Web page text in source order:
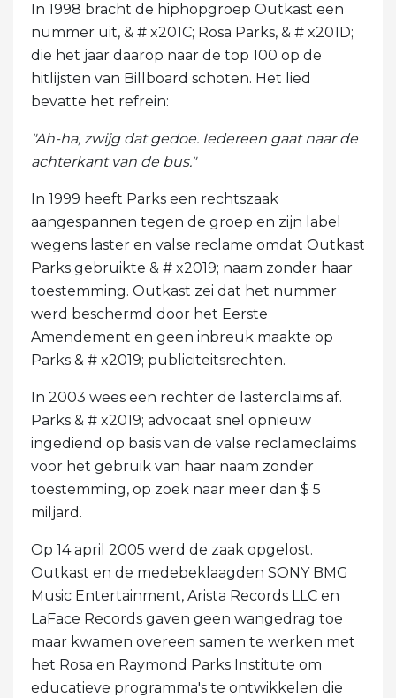
In 1998 bracht de hiphopgroep Outkast een
nummer uit, & # x201C; Rosa Parks, & # x201D;
die het jaar daarop naar de top 100 op de
hitlijsten van Billboard schoten. Het lied
bevatte het refrein:
"Ah-ha, zwijg dat gedoe. Iedereen gaat naar de
achterkant van de bus."
In 1999 heeft Parks een rechtszaak
aangespannen tegen de groep en zijn label
wegens laster en valse reclame omdat Outkast
Parks gebruikte & # x2019; naam zonder haar
toestemming. Outkast zei dat het nummer
werd beschermd door het Eerste
Amendement en geen inbreuk maakte op
Parks & # x2019; publiciteitsrechten.
In 2003 wees een rechter de lasterclaims af.
Parks & # x2019; advocaat snel opnieuw
ingediend op basis van de valse reclameclaims
voor het gebruik van haar naam zonder
toestemming, op zoek naar meer dan $ 5
miljard.
Op 14 april 2005 werd de zaak opgelost.
Outkast en de medebeklaagden SONY BMG
Music Entertainment, Arista Records LLC en
LaFace Records gaven geen wangedrag toe
maar kwamen overeen samen te werken met
het Rosa en Raymond Parks Institute om
educatieve programma's te ontwikkelen die